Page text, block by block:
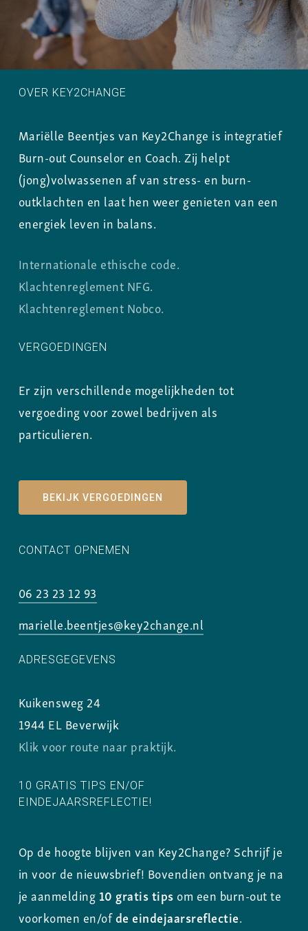
OVER KEY2CHANGE
Mariëlle Beentjes van Key2Change is integratief
Burn-out Counselor en Coach. Zij helpt
(jong)volwassenen af van stress- en burn-
outklachten en laat hen weer genieten van een
energiek leven in balans.
Internationale ethische code.
Klachtenreglement NFG.
Klachtenreglement Nobco.
VERGOEDINGEN
Er zijn verschillende mogelijkheden tot
vergoeding voor zowel bedrijven als
particulieren.
BEKIJK VERGOEDINGEN
CONTACT OPNEMEN
06 23 23 12 93
marielle.beentjes@key2change.nl
ADRESGEGEVENS
Kuikensweg 24
1944 EL Beverwijk
Klik voor route naar praktijk.
10 GRATIS TIPS EN/OF
EINDEJAARSREFLECTIE!
Op de hoogte blijven van Key2Change? Schrijf je
in voor de nieuwsbrief! Bovendien ontvang je na
je aanmelding 10 gratis tips om een burn-out te
voorkomen en/ofde eindejaarsreflectie.